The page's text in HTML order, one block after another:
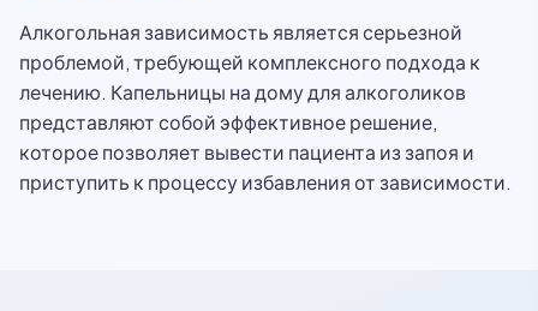
Алкогольная зависимость является серьезной
проблемой, требующей комплексного подхода к
лечению. Капельницы на дому для алкоголиков
представляют собой эффективное решение,
которое позволяет вывести пациента из запоя и
приступить к процессу избавления от зависимости.